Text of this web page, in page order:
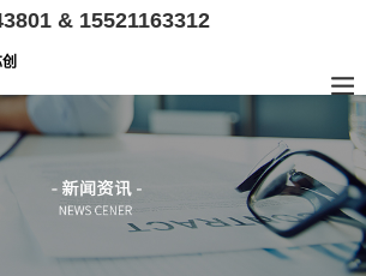
& 15521163312